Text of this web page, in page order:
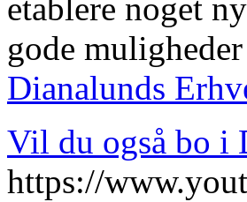
etablere noget
gode
Dianalunds
Vil du også bo i
https://